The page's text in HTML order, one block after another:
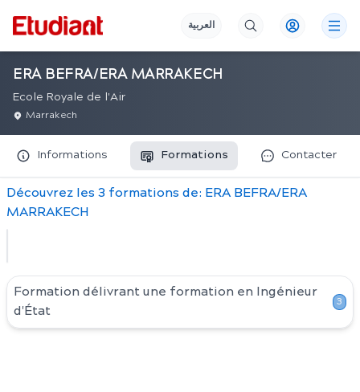
العربية
ERA BEFRA/ERA MARRAKECH
Ecole Royale de l'Air
Marrakech
Informations Formations Contacter
Découvrez les 3 formations de: ERA BEFRA/ERA
MARRAKECH
Formation délivrant une formation en Ingénieur
d'État
3